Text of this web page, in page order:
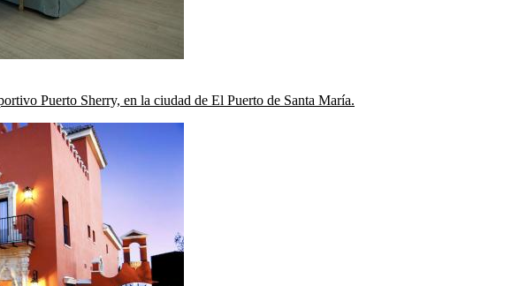
Puerto Sherry, en la ciudad de El Puerto de Santa María.